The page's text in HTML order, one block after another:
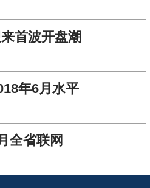
首波开盘潮
年6月水平
全省联网